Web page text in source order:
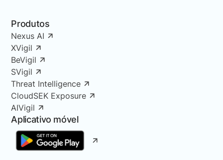
Produtos
Nexus AI
XVigil
BeVigil
SVigil
Threat Intelligence
CloudSEK Exposure
AIVigil
Aplicativo móvel